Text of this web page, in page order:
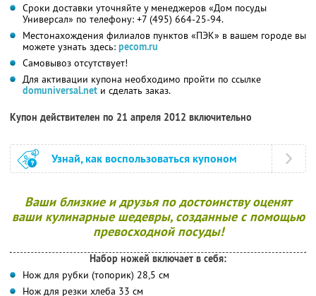
Сроки доставки уточняйте у менеджеров «Дом посуды
Универсал» по телефону: +7 (495) 664-25-94.
Местонахождения филиалов пунктов «ПЭК» в вашем городе вы
можете узнать здесь: pecom.ru
Самовывоз отсутствует!
Для активации купона необходимо пройти по ссылке
domuniversal.net и сделать заказ.
Купон действителен по 21 апреля 2012 включительно
Узнай, как воспользоваться купоном
Ваши близкие и друзья по достоинству оценят
ваши кулинарные шедевры, созданные с помощью
превосходной посуды!
Набор ножей включает в себя:
Нож для рубки (топорик) 28,5 см
Нож для резки хлеба 33 см